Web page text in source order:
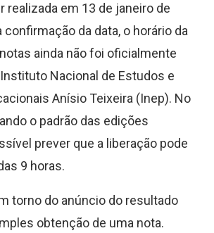
realizada em 13 de janeiro de
confirmação da data, o horário da
ainda não foi oficialmente
Nacional de Estudos e
Anísio Teixeira (Inep). No
o padrão das edições
prever que a liberação pode
9 horas.
torno do anúncio do resultado
obtenção de uma nota.